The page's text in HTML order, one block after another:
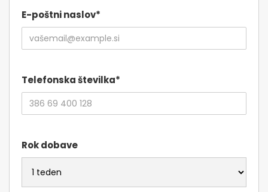
E-poštni naslov*
Telefonska številka*
Rok dobave